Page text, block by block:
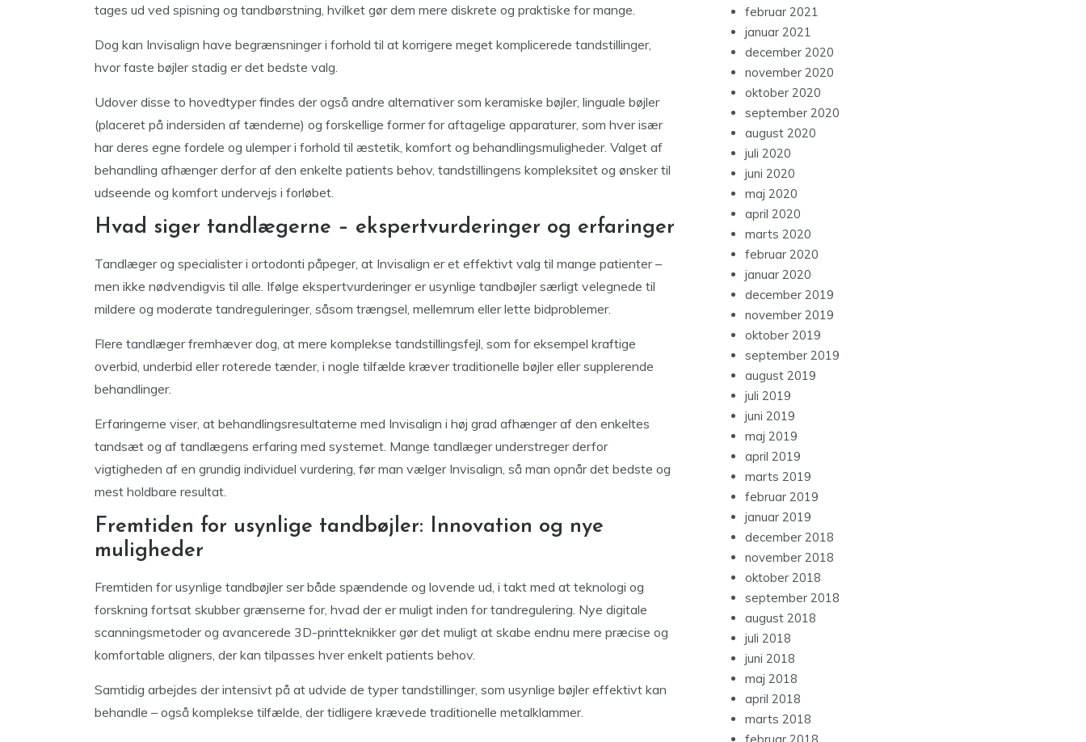
tages ud ved spisning og tandbørstning, hvilket gør dem mere diskrete og praktiske for mange.
Dog kan Invisalign have begrænsninger i forhold til at korrigere meget komplicerede tandstillinger,
hvor faste bøjler stadig er det bedste valg.
Udover disse to hovedtyper findes der også andre alternativer som keramiske bøjler, linguale bøjler
(placeret på indersiden af tænderne) og forskellige former for aftagelige apparaturer, som hver især
har deres egne fordele og ulemper i forhold til æstetik, komfort og behandlingsmuligheder. Valget af
behandling afhænger derfor af den enkelte patients behov, tandstillingens kompleksitet og ønsker til
udseende og komfort undervejs i forløbet.
Hvad siger tandlægerne – ekspertvurderinger og erfaringer
Tandlæger og specialister i ortodonti påpeger, at Invisalign er et effektivt valg til mange patienter –
men ikke nødvendigvis til alle. Ifølge ekspertvurderinger er usynlige tandbøjler særligt velegnede til
mildere og moderate tandreguleringer, såsom trængsel, mellemrum eller lette bidproblemer.
Flere tandlæger fremhæver dog, at mere komplekse tandstillingsfejl, som for eksempel kraftige
overbid, underbid eller roterede tænder, i nogle tilfælde kræver traditionelle bøjler eller supplerende
behandlinger.
Erfaringerne viser, at behandlingsresultaterne med Invisalign i høj grad afhænger af den enkeltes
tandsæt og af tandlægens erfaring med systemet. Mange tandlæger understreger derfor
vigtigheden af en grundig individuel vurdering, før man vælger Invisalign, så man opnår det bedste og
mest holdbare resultat.
Fremtiden for usynlige tandbøjler: Innovation og nye
muligheder
Fremtiden for usynlige tandbøjler ser både spændende og lovende ud, i takt med at teknologi og
forskning fortsat skubber grænserne for, hvad der er muligt inden for tandregulering. Nye digitale
scanningsmetoder og avancerede 3D-printteknikker gør det muligt at skabe endnu mere præcise og
komfortable aligners, der kan tilpasses hver enkelt patients behov.
Samtidig arbejdes der intensivt på at udvide de typer tandstillinger, som usynlige bøjler effektivt kan
behandle – også komplekse tilfælde, der tidligere krævede traditionelle metalklammer.
februar 2021
januar 2021
december 2020
november 2020
oktober 2020
september 2020
august 2020
juli 2020
juni 2020
maj 2020
april 2020
marts 2020
februar 2020
januar 2020
december 2019
november 2019
oktober 2019
september 2019
august 2019
juli 2019
juni 2019
maj 2019
april 2019
marts 2019
februar 2019
januar 2019
december 2018
november 2018
oktober 2018
september 2018
august 2018
juli 2018
juni 2018
maj 2018
april 2018
marts 2018